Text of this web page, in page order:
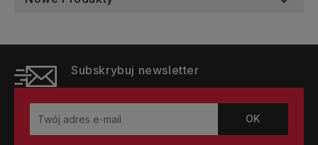
Subskrybuj newsletter